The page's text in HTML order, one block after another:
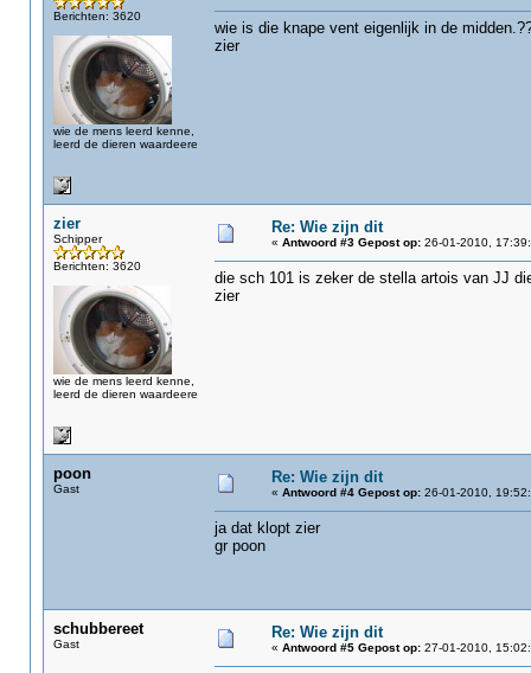
Berichten: 3620
wie de mens leerd kenne,
leerd de dieren waardeere
wie is die knape vent eigenlijk in de
zier
zier
Schipper
Berichten: 3620
wie de mens leerd kenne,
leerd de dieren waardeere
Re: Wie zijn dit
« Antwoord #3 Gepost op:26-01-2010,
die sch 101 is zeker de stella artois van JJ
zier
poon
Gast
Re: Wie zijn dit
« Antwoord #4 Gepost op:26-01-2010,
ja dat klopt zier
gr poon
schubbereet
Gast
Re: Wie zijn dit
« Antwoord #5 Gepost op:27-01-2010,